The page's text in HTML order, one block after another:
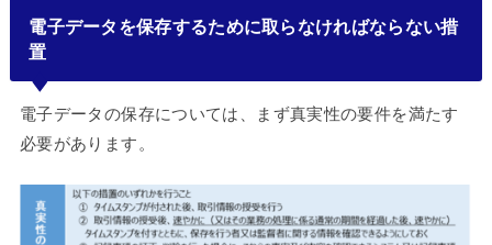
電子データを保存するために取らなければならない措
置
電子データの保存については、まず真実性の要件を満たす
必要があります。